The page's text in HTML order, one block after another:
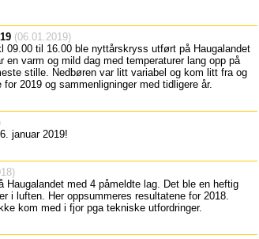
(06.01.2019)
09.00 til 16.00 ble nyttårskryss utført på Haugalandet
en varm og mild dag med temperaturer lang opp på
stille. Nedbøren var litt variabel og kom litt fra og
2019 og sammenligninger med tidligere år.
januar 2019!
med 4 påmeldte lag. Det ble en heftig
i luften. Her oppsummeres resultatene for 2018.
kom med i fjor pga tekniske utfordringer.